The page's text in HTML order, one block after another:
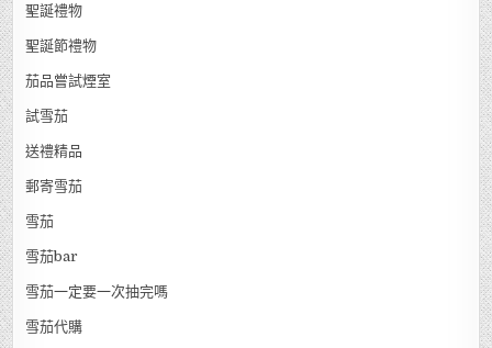
聖誕禮物
聖誕節禮物
茄品嘗試煙室
試雪茄
送禮精品
郵寄雪茄
雪茄
雪茄bar
雪茄一定要一次抽完嗎
雪茄代購